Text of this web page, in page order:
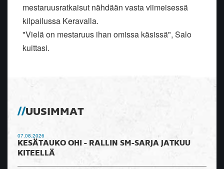
mestaruusratkaisut nähdään vasta viimeisessä
kilpailussa Keravalla.
"Vielä on mestaruus ihan omissa käsissä", Salo
kuittasi.
UUSIMMAT
07.08.2026
KESÄTAUKO OHI - RALLIN SM-SARJA JATKUU
KITEELLÄ